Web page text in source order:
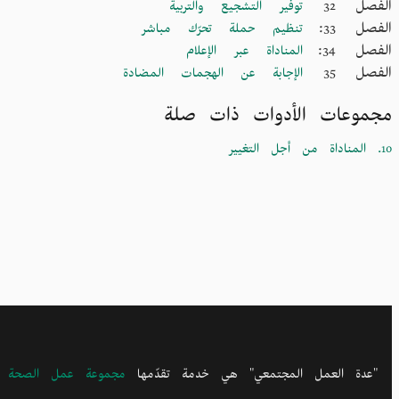
الفصل 32 توفير التشجيع والتربية
الفصل 33: تنظيم حملة تحرّك مباشر
الفصل 34: المناداة عبر الإعلام
الفصل 35 الإجابة عن الهجمات المضادة
مجموعات الأدوات ذات صلة
10. المناداة من أجل التغيير
"عدة العمل المجتمعي" هي خدمة تقدّمها مجموعة عمل الصحة